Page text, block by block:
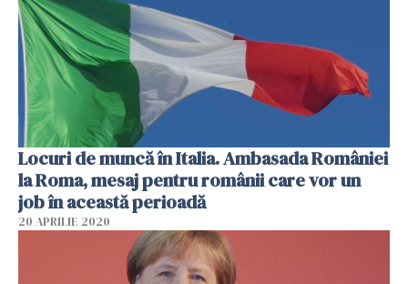
Locuri de muncă în Italia. Ambasada României
la Roma, mesaj pentru românii care vor un
job în această perioadă
20 APRILIE 2020